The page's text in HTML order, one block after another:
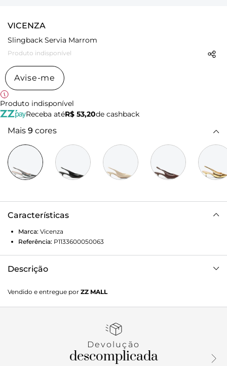
VICENZA
Slingback Servia Marrom
Produto indisponível
Avise-me
Produto indisponível
Receba atéR$ 53,20de cashback
Mais 9 cores
Características
Marca: Vicenza
Referência: P1133600050063
Descrição
construção refinada, ele completa o visual garantindo
sofisticação na medida certa! Um essencial da temporada,
transitar entre diferentes ocasiões com estilo.
Vendido e entregue por ZZ MALL
Devolução
descomplicada